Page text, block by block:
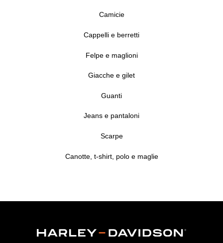
Camicie
Cappelli e berretti
Felpe e maglioni
Giacche e gilet
Guanti
Jeans e pantaloni
Scarpe
Canotte, t-shirt, polo e maglie